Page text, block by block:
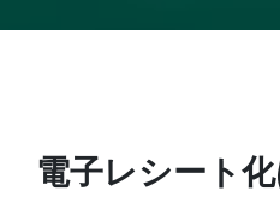
電子レシート